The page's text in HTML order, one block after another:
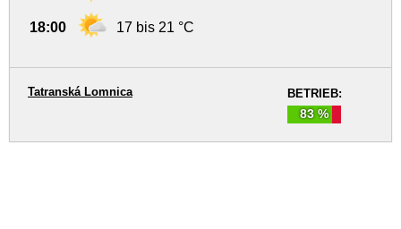
18:00 17 bis 21 °C
BETRIEB:
83 %
Tatranská Lomnica